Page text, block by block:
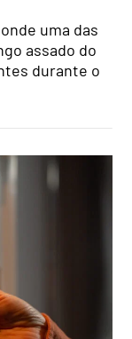
uma das
assado do
durante o